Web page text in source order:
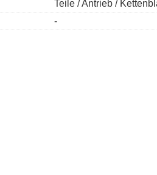
Teile / Antrieb /
-